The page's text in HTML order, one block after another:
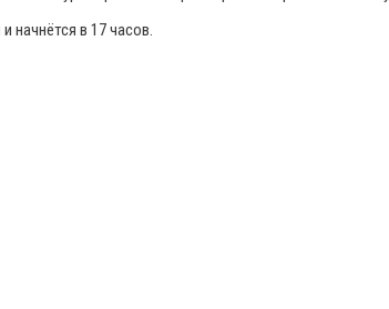
начнётся в 17 часов.